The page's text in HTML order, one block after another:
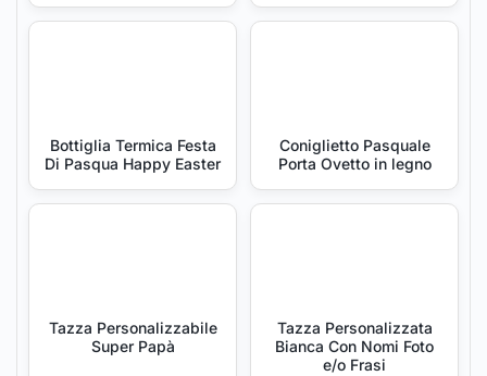
Bottiglia Termica Festa
Di Pasqua Happy Easter
Coniglietto Pasquale
Porta Ovetto in legno
Tazza Personalizzabile
Super Papà
Tazza Personalizzata
Bianca Con Nomi Foto
e/o Frasi